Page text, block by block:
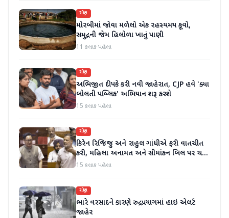
રાષ્ટ્રીય
મોરબીમાં જોવા મળેલો એક રહસ્યમય કૂવો,
સમુદ્રની જેમ હિલોળા ખાતું પાણી
11 કલાક પહેલા
રાષ્ટ્રીય
અભિજીત દીપકે કરી નવી જાહેરાત, CJP હવે 'ક્યા
બોલતી પબ્લિક' અભિયાન શરૂ કરશે
15 કલાક પહેલા
રાષ્ટ્રીય
કિરેન રિજિજુ અને રાહુલ ગાંધીએ ફરી વાતચીત
કરી, મહિલા અનામત અને સીમાંકન બિલ પર ચર્ચા
કરી
15 કલાક પહેલા
રાષ્ટ્રીય
ભારે વરસાદને કારણે રુદ્રપ્રયાગમાં હાઇ એલર્ટ
જાહેર